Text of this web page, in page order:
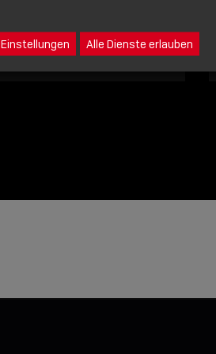
Einstellungen Alle Dienste erlauben